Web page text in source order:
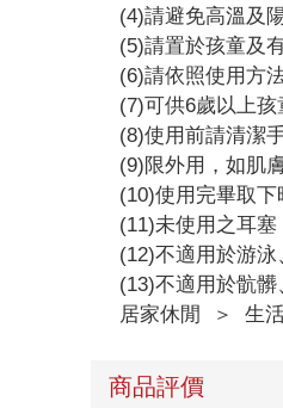
(4)請避免高溫及
(5)請置於孩童及
(6)請依照使用方
(7)可供6歲以上孩
(8)使用前請清潔
(9)限外用，如肌
(10)使用完畢取下
(11)未使用之耳塞
(12)不適用於游泳
(13)不適用於骯髒
居家休閒
＞ 生
商品評價